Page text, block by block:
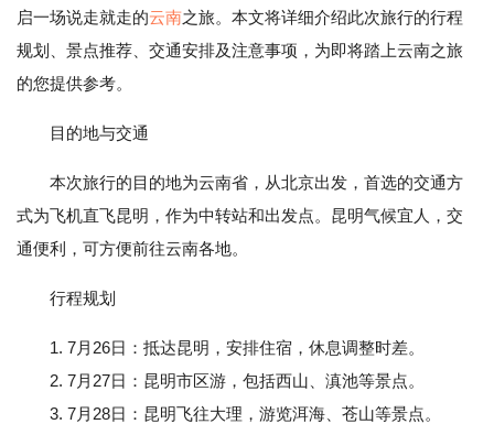
启一场说走就走的云南之旅。本文将详细介绍此次旅行的行程
规划、景点推荐、交通安排及注意事项，为即将踏上云南之旅
的您提供参考。
目的地与交通
本次旅行的目的地为云南省，从北京出发，首选的交通方
式为飞机直飞昆明，作为中转站和出发点。昆明气候宜人，交
通便利，可方便前往云南各地。
行程规划
1. 7月26日：抵达昆明，安排住宿，休息调整时差。
2. 7月27日：昆明市区游，包括西山、滇池等景点。
3. 7月28日：昆明飞往大理，游览洱海、苍山等景点。